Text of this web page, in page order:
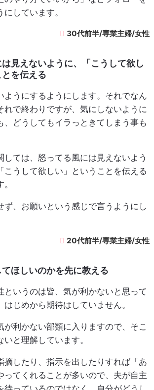
しています。
30代前半/専業主婦/女性
見えないように、「こうして欲し
を伝える
ようにするようにします。それでなん
れで終わりですが、気にしないように
、どうしてもイラっときてしまう事も
しては、怒ってる風には見えないよう
こうして欲しい」ということを伝える
ず、お願いという感じで言うようにし
20代前半/専業主婦/女性
ほしいのかを先に教える
というのは皆、気が利かないと思って
じめから期待はしていません。
が利かない部類に入りますので、そこ
と理解しています。
摘したり、指示を出したりすれば「あ
ってくれることが多いので、夫が自主